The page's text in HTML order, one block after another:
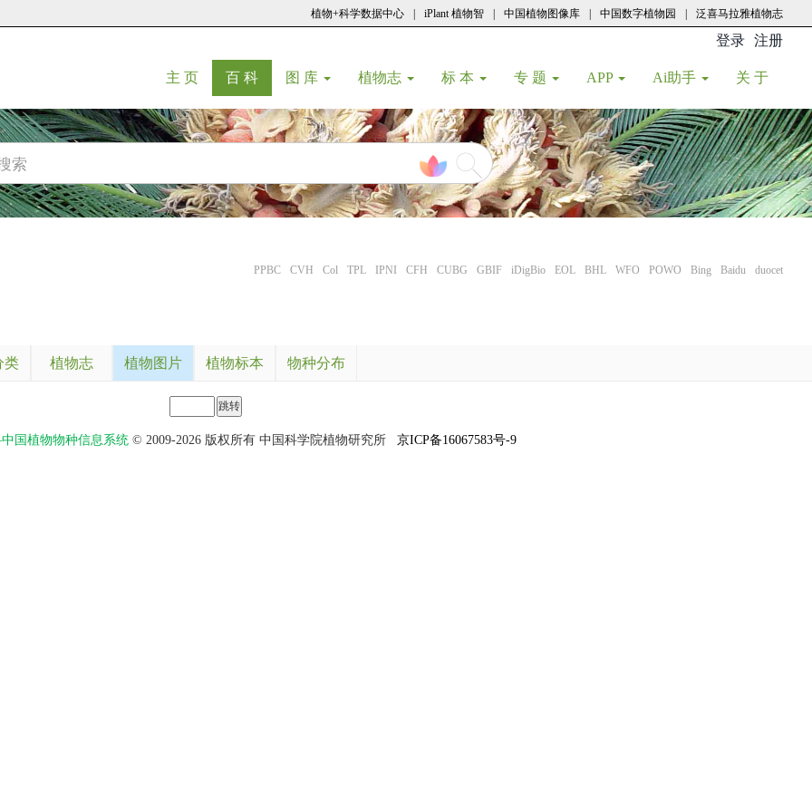
植物+科学数据中心 iPlant 植物智 中国植物图像库 中国数字植物园 泛喜马拉雅植物志
登录 注册
主 页(current)
百 科(current)
图 库 植物志 标 本 专 题 APP Ai助手 关 于
PPBC CVH Col TPL IPNI CFH CUBG GBIF iDigBio EOL BHL WFO POWO Bing Baidu duocet
类 植物志 植物图片 植物标本 物种分布
国植物物种信息系统 © 2009-2026 版权所有 中国科学院植物研究所 京ICP备16067583号-9